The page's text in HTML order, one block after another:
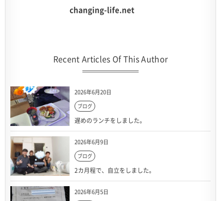
changing-life.net
Recent Articles Of This Author
2026年6月20日
ブログ
遅めのランチをしました。
2026年6月9日
ブログ
2カ月程で、自立をしました。
2026年6月5日